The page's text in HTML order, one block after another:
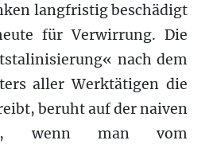
langfristig beschädigt
für Verwirrung. Die
nach dem
aller Werktätigen die
beruht auf der naiven
wenn man vom